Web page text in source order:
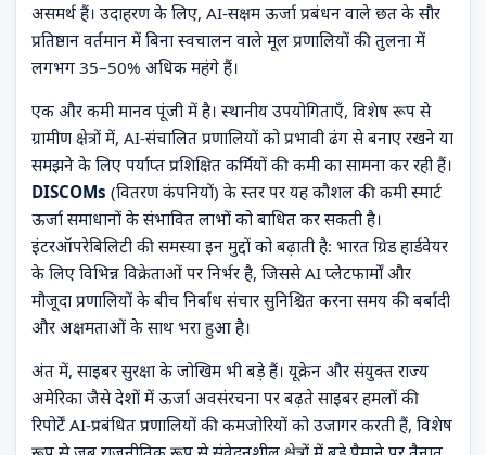
असमर्थ हैं। उदाहरण के लिए, AI-सक्षम ऊर्जा प्रबंधन वाले छत के सौर
प्रतिष्ठान वर्तमान में बिना स्वचालन वाले मूल प्रणालियों की तुलना में
लगभग 35–50% अधिक महंगे हैं।
एक और कमी मानव पूंजी में है। स्थानीय उपयोगिताएँ, विशेष रूप से
ग्रामीण क्षेत्रों में, AI-संचालित प्रणालियों को प्रभावी ढंग से बनाए रखने या
समझने के लिए पर्याप्त प्रशिक्षित कर्मियों की कमी का सामना कर रही हैं।
DISCOMs (वितरण कंपनियों) के स्तर पर यह कौशल की कमी स्मार्ट
ऊर्जा समाधानों के संभावित लाभों को बाधित कर सकती है।
इंटरऑपरेबिलिटी की समस्या इन मुद्दों को बढ़ाती है: भारत ग्रिड हार्डवेयर
के लिए विभिन्न विक्रेताओं पर निर्भर है, जिससे AI प्लेटफार्मों और
मौजूदा प्रणालियों के बीच निर्बाध संचार सुनिश्चित करना समय की बर्बादी
और अक्षमताओं के साथ भरा हुआ है।
अंत में, साइबर सुरक्षा के जोखिम भी बड़े हैं। यूक्रेन और संयुक्त राज्य
अमेरिका जैसे देशों में ऊर्जा अवसंरचना पर बढ़ते साइबर हमलों की
रिपोर्टें AI-प्रबंधित प्रणालियों की कमजोरियों को उजागर करती हैं, विशेष